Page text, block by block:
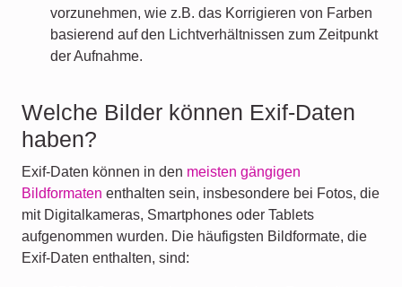
vorzunehmen, wie z.B. das Korrigieren von Farben
basierend auf den Lichtverhältnissen zum Zeitpunkt
der Aufnahme.
Welche Bilder können Exif-Daten
haben?
Exif-Daten können in den meisten gängigen
Bildformaten enthalten sein, insbesondere bei Fotos, die
mit Digitalkameras, Smartphones oder Tablets
aufgenommen wurden. Die häufigsten Bildformate, die
Exif-Daten enthalten, sind: